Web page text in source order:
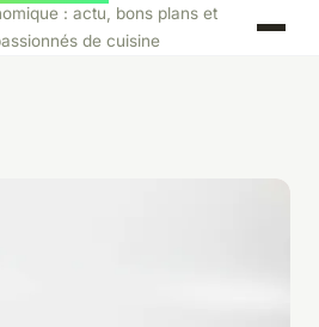
: actu, bons plans et
de cuisine